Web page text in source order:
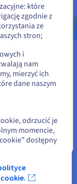
skutecznie
komunikacją
zasobów.
Passing
dostarczają
pod
obliczeniowych.
pozwala
ich dużej
problemów.
USD - $
Zamknij
które
zgodnie z
ze
stron;
i
nam
mierzyć ich
dane naszym
odrzucić je
momencie,
dostępny